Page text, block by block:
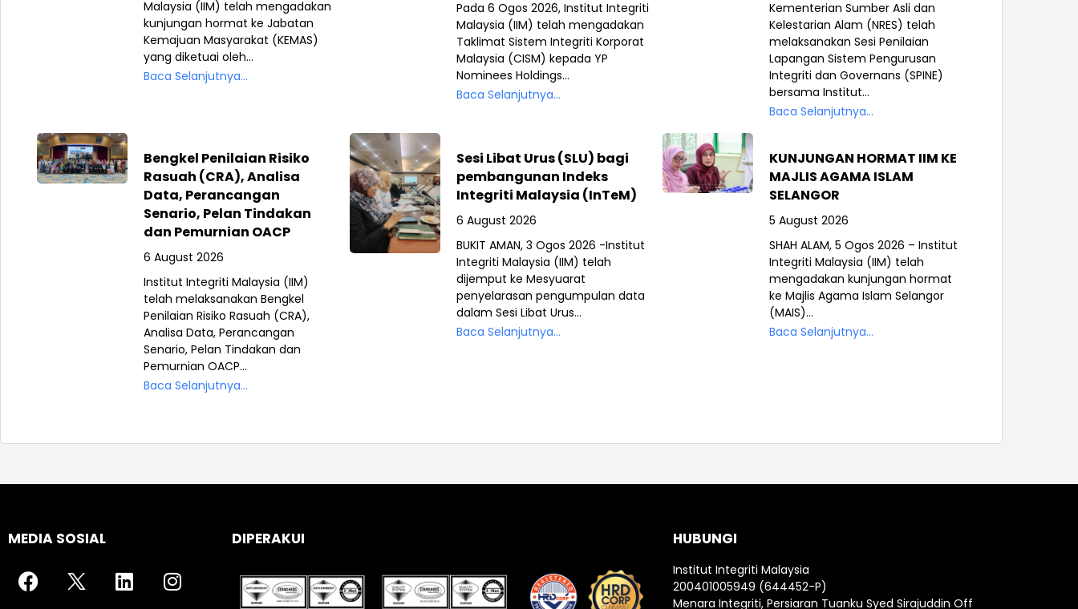
Malaysia (IIM) telah mengadakan
kunjungan hormat ke Jabatan
Kemajuan Masyarakat (KEMAS)
yang diketuai oleh...
Baca Selanjutnya...
Pada 6 Ogos 2026, Institut Integriti
Malaysia (IIM) telah mengadakan
Taklimat Sistem Integriti Korporat
Malaysia (CISM) kepada YP
Nominees Holdings...
Baca Selanjutnya...
Kementerian Sumber Asli dan
Kelestarian Alam (NRES) telah
melaksanakan Sesi Penilaian
Lapangan Sistem Pengurusan
Integriti dan Governans (SPINE)
bersama Institut...
Baca Selanjutnya...
Bengkel Penilaian Risiko
Rasuah (CRA), Analisa
Data, Perancangan
Senario, Pelan Tindakan
dan Pemurnian OACP
6 August 2026
Institut Integriti Malaysia (IIM)
telah melaksanakan Bengkel
Penilaian Risiko Rasuah (CRA),
Analisa Data, Perancangan
Senario, Pelan Tindakan dan
Pemurnian OACP...
Baca Selanjutnya...
Sesi Libat Urus (SLU) bagi
pembangunan Indeks
Integriti Malaysia (InTeM)
6 August 2026
BUKIT AMAN, 3 Ogos 2026 -Institut
Integriti Malaysia (IIM) telah
dijemput ke Mesyuarat
penyelarasan pengumpulan data
dalam Sesi Libat Urus...
Baca Selanjutnya...
KUNJUNGAN HORMAT IIM KE
MAJLIS AGAMA ISLAM
SELANGOR
5 August 2026
SHAH ALAM, 5 Ogos 2026 – Institut
Integriti Malaysia (IIM) telah
mengadakan kunjungan hormat
ke Majlis Agama Islam Selangor
(MAIS)...
Baca Selanjutnya...
MEDIA SOSIAL DIPERAKUI HUBUNGI
Institut Integriti Malaysia
200401005949 (644452-P)
Menara Integriti, Persiaran Tuanku Syed Sirajuddin Off